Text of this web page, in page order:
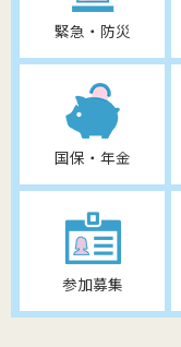
緊急・防災
国保・年金
参加募集